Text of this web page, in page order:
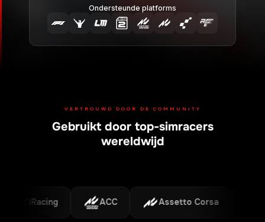
Ondersteunde platforms
VERTROUWD DOOR DE COMMUNITY
Gebruikt door top-simracers
wereldwijd
iRacing ACC Assetto Corsa